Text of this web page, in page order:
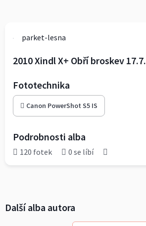
parket-lesna
2010 Xindl X+ Obří broskev 17.7.
Fototechnika
Canon PowerShot S5 IS
Podrobnosti alba
120 fotek 0 se líbí
Další alba autora